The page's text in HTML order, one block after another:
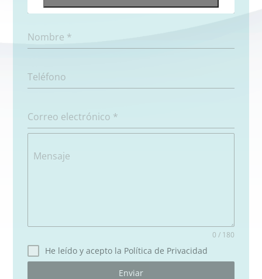
Nombre *
Teléfono
Correo electrónico *
Mensaje
0 / 180
He leído y acepto la Política de Privacidad
Enviar